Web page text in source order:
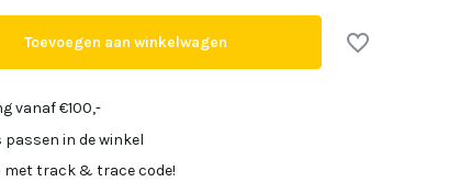
Uitverkocht
Toevoegen aan winkelwagen
vanaf €100,-
passen in de winkel
met track & trace code!